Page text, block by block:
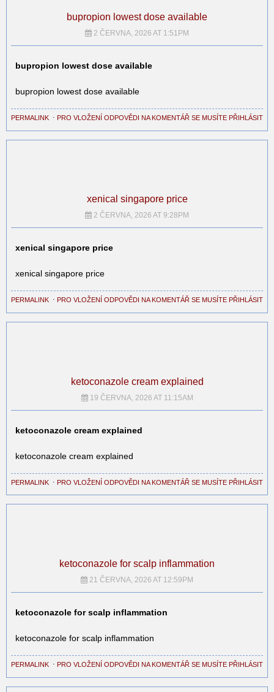
bupropion lowest dose available
2 ČERVNA, 2026 AT 1:51PM
bupropion lowest dose available
bupropion lowest dose available
PERMALINK ⋅ PRO VLOŽENÍ ODPOVĚDI NA KOMENTÁŘ SE MUSÍTE PŘIHLÁSIT
xenical singapore price
2 ČERVNA, 2026 AT 9:28PM
xenical singapore price
xenical singapore price
PERMALINK ⋅ PRO VLOŽENÍ ODPOVĚDI NA KOMENTÁŘ SE MUSÍTE PŘIHLÁSIT
ketoconazole cream explained
19 ČERVNA, 2026 AT 11:15AM
ketoconazole cream explained
ketoconazole cream explained
PERMALINK ⋅ PRO VLOŽENÍ ODPOVĚDI NA KOMENTÁŘ SE MUSÍTE PŘIHLÁSIT
ketoconazole for scalp inflammation
21 ČERVNA, 2026 AT 12:59PM
ketoconazole for scalp inflammation
ketoconazole for scalp inflammation
PERMALINK ⋅ PRO VLOŽENÍ ODPOVĚDI NA KOMENTÁŘ SE MUSÍTE PŘIHLÁSIT